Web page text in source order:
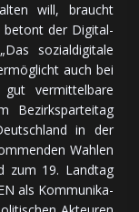
will, braucht
be­tont der Digital­
sozial­digitale
auch bei
ver­mit­tel­ba­re
Be­zirks­par­tei­tag
in der
Wahlen
zum 19. Landtag
als Kom­mu­ni­ka­